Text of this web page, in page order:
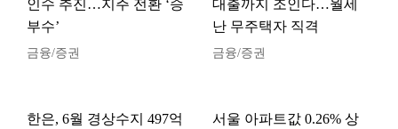
인수 추진…지주 전환 ‘승
부수’
금융/증권
대출까지 조인다…월세
난 무주택자 직격
금융/증권
한은, 6월 경상수지 497억
서울 아파트값 0.26% 상